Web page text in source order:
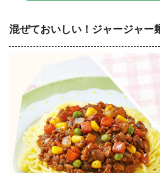
混ぜておいしい！ジャージャー